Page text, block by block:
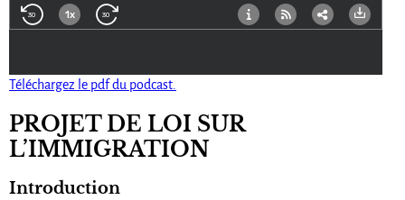
Téléchargez le pdf du podcast.
PROJET DE LOI SUR
L’IMMIGRATION
Introduction